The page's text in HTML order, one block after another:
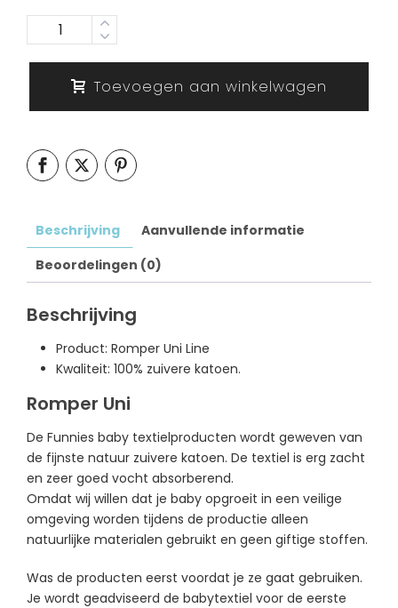
Aantal
Toevoegen aan winkelwagen
Beschrijving
Aanvullende informatie
Beoordelingen (0)
Beschrijving
Product: Romper Uni Line
Kwaliteit: 100% zuivere katoen.
Romper Uni
De Funnies baby textielproducten wordt geweven van
de fijnste natuur zuivere katoen. De textiel is erg zacht
en zeer goed vocht absorberend.
Omdat wij willen dat je baby opgroeit in een veilige
omgeving worden tijdens de productie alleen
natuurlijke materialen gebruikt en geen giftige stoffen.
Was de producten eerst voordat je ze gaat gebruiken.
Je wordt geadviseerd de babytextiel voor de eerste